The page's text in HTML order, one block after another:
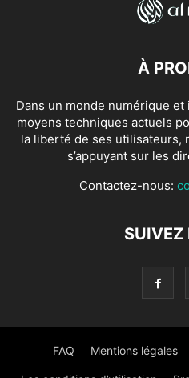
À
Dans un monde numérique
moyens techniques actuels
la liberté de ses utilisateurs,
s’appuyant sur les
Contactez-nous:
SUIVEZ
FAQ Mentions légales